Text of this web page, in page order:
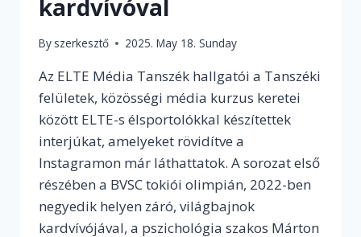
kardvívóval
By szerkesztő 2025. May 18. Sunday
Az ELTE Média Tanszék hallgatói a Tanszéki
felületek, közösségi média kurzus keretei
között ELTE-s élsportolókkal készítettek
interjúkat, amelyeket rövidítve a
Instagramon már láthattatok. A sorozat első
részében a BVSC tokiói olimpián, 2022-ben
negyedik helyen záró, világbajnok
kardvívójával, a pszichológia szakos Márton